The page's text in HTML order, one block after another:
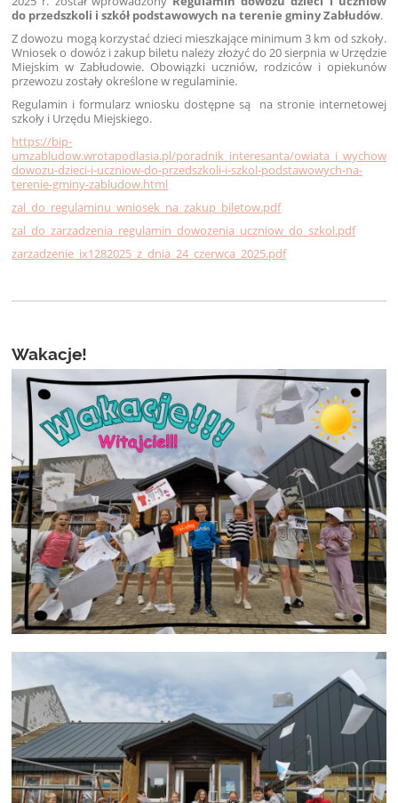
do przedszkoli i szkół podstawowych na terenie gminy Zabłudów.
Z dowozu mogą korzystać dzieci mieszkające minimum 3 km od szkoły.
Wniosek o dowóz i zakup biletu należy złożyć do 20 sierpnia w Urzędzie
Miejskim w Zabłudowie. Obowiązki uczniów, rodziców i opiekunów
przewozu zostały określone w regulaminie.
Regulamin i formularz wniosku dostępne są na stronie internetowej
szkoły i Urzędu Miejskiego.
https://bip-
umzabludow.wrotapodlasia.pl/poradnik_interesanta/
dowozu-dzieci-i-uczniow-do-przedszkoli-i-szkol-podstawowych-na-
terenie-gminy-zabludow.html
zal_do_regulaminu_wniosek_na_zakup_biletow.pdf
zal_do_zarzadzenia_regulamin_dowozenia_uczniow_do_szkol.pdf
zarzadzenie_ix1282025_z_dnia_24_czerwca_2025.pdf
Wakacje!